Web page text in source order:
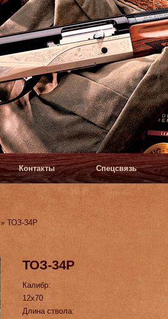
Контакты Спецсвязь
» ТОЗ-34Р
ТОЗ-34Р
Калибр:
12х70
Длина ствола: